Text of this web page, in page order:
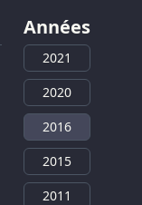
Années
2021
2020
2016
2015
2011